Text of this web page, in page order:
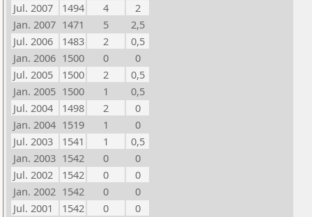
Jul. 2007
1494 4
2
Jan. 2007 1471 5
2,5
Jul. 2006
1483 2
0,5
Jan. 2006 1500 0
0
Jul. 2005
1500 2
0,5
Jan. 2005 1500 1
0,5
Jul. 2004
1498 2
0
Jan. 2004 1519 1
0
Jul. 2003
1541 1
0,5
Jan. 2003 1542 0
0
Jul. 2002
1542 0
0
Jan. 2002 1542 0
0
Jul. 2001
1542 0
0